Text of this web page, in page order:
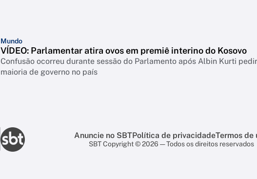
Mundo
VÍDEO: Parlamentar atira ovos em premiê interino do Kosovo
Confusão ocorreu durante sessão do Parlamento após Albin Kurti
maioria de governo no país
Anuncie no SBTPolítica de privacidadeTermos de
SBT Copyright © 2026 — Todos os direitos reservados